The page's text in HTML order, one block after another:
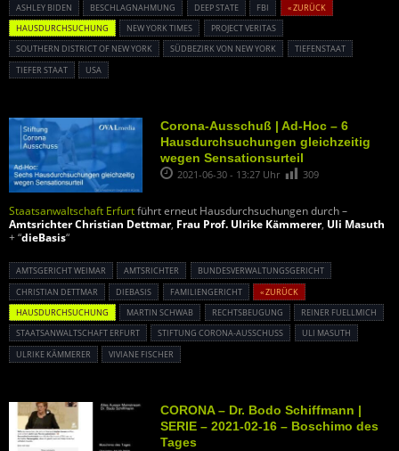
ASHLEY BIDEN BESCHLAGNAHMUNG DEEP STATE FBI
« ZURÜCK
HAUSDURCHSUCHUNG
NEW YORK TIMES
PROJECT VERITAS
SOUTHERN DISTRICT OF NEW YORK
SÜDBEZIRK VON NEW YORK
TIEFENSTAAT
TIEFER STAAT
USA
Corona-Ausschuß | Ad-Hoc – 6
Hausdurchsuchungen gleichzeitig
wegen Sensationsurteil
2021-06-30 - 13:27 Uhr 309
Staatsanwaltschaft Erfurtführt erneut Hausdurchsuchungen durch –
Amtsrichter Christian Dettmar, Frau Prof. Ulrike Kämmerer, Uli Masuth
+ “dieBasis“
AMTSGERICHT WEIMAR AMTSRICHTER
BUNDESVERWALTUNGSGERICHT
CHRISTIAN DETTMAR
DIEBASIS FAMILIENGERICHT
« ZURÜCK
HAUSDURCHSUCHUNG
MARTIN SCHWAB RECHTSBEUGUNG
REINER FUELLMICH
STAATSANWALTSCHAFT ERFURT
STIFTUNG CORONA-AUSSCHUSS
ULI MASUTH
ULRIKE KÄMMERER
VIVIANE FISCHER
CORONA – Dr. Bodo Schiffmann |
SERIE – 2021-02-16 – Boschimo des
Tages